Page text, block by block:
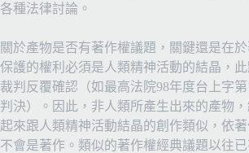
各種法律討論。
關於產物是否有著作權議題，關鍵還是在
保護的權利必須是人類精神活動的結晶，
裁判反覆確認（如最高法院98年度台上字第
判決）。因此，非人類所產生出來的產物
起來跟人類精神活動結晶的創作類似，依
不會是著作。類似的著作權經典議題以往